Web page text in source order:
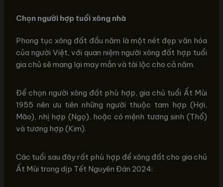
Chọn người hợp tuổi xông nhà
Phong tục xông đất đầu năm là một nét đẹp văn hóa
của người Việt, với quan niệm người xông đất hợp tuổi
gia chủ sẽ mang lại may mắn và tài lộc cho cả năm.
Để chọn người xông đất phù hợp, gia chủ tuổi Ất Mùi
1955 nên ưu tiên những người thuộc tam hợp (Hợi,
Mão), nhị hợp (Ngọ), hoặc có mệnh tương sinh (Thổ)
và tương hợp (Kim).
Các tuổi sau đây rất phù hợp để xông đất cho gia chủ
Ất Mùi trong dịp Tết Nguyên Đán 2024: